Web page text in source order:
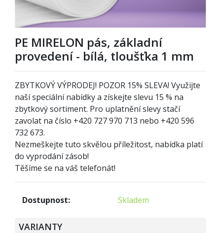
PE MIRELON pás, základní
provedení - bílá, tloušťka 1 mm
ZBYTKOVÝ VÝPRODEJ! POZOR 15% SLEVA! Využijte
naší speciální nabídky a získejte slevu 15 % na
zbytkový sortiment. Pro uplatnění slevy stačí
zavolat na číslo +420 727 970 713 nebo +420 596
732 673.
Nezmeškejte tuto skvělou příležitost, nabídka platí
do vyprodání zásob!
Těšíme se na váš telefonát!
Dostupnost: Skladem
VARIANTY